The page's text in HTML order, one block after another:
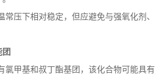
常压下相对稳定，但应避免与强氧化剂、
氯甲基和叔丁酯基团，该化合物可能具有